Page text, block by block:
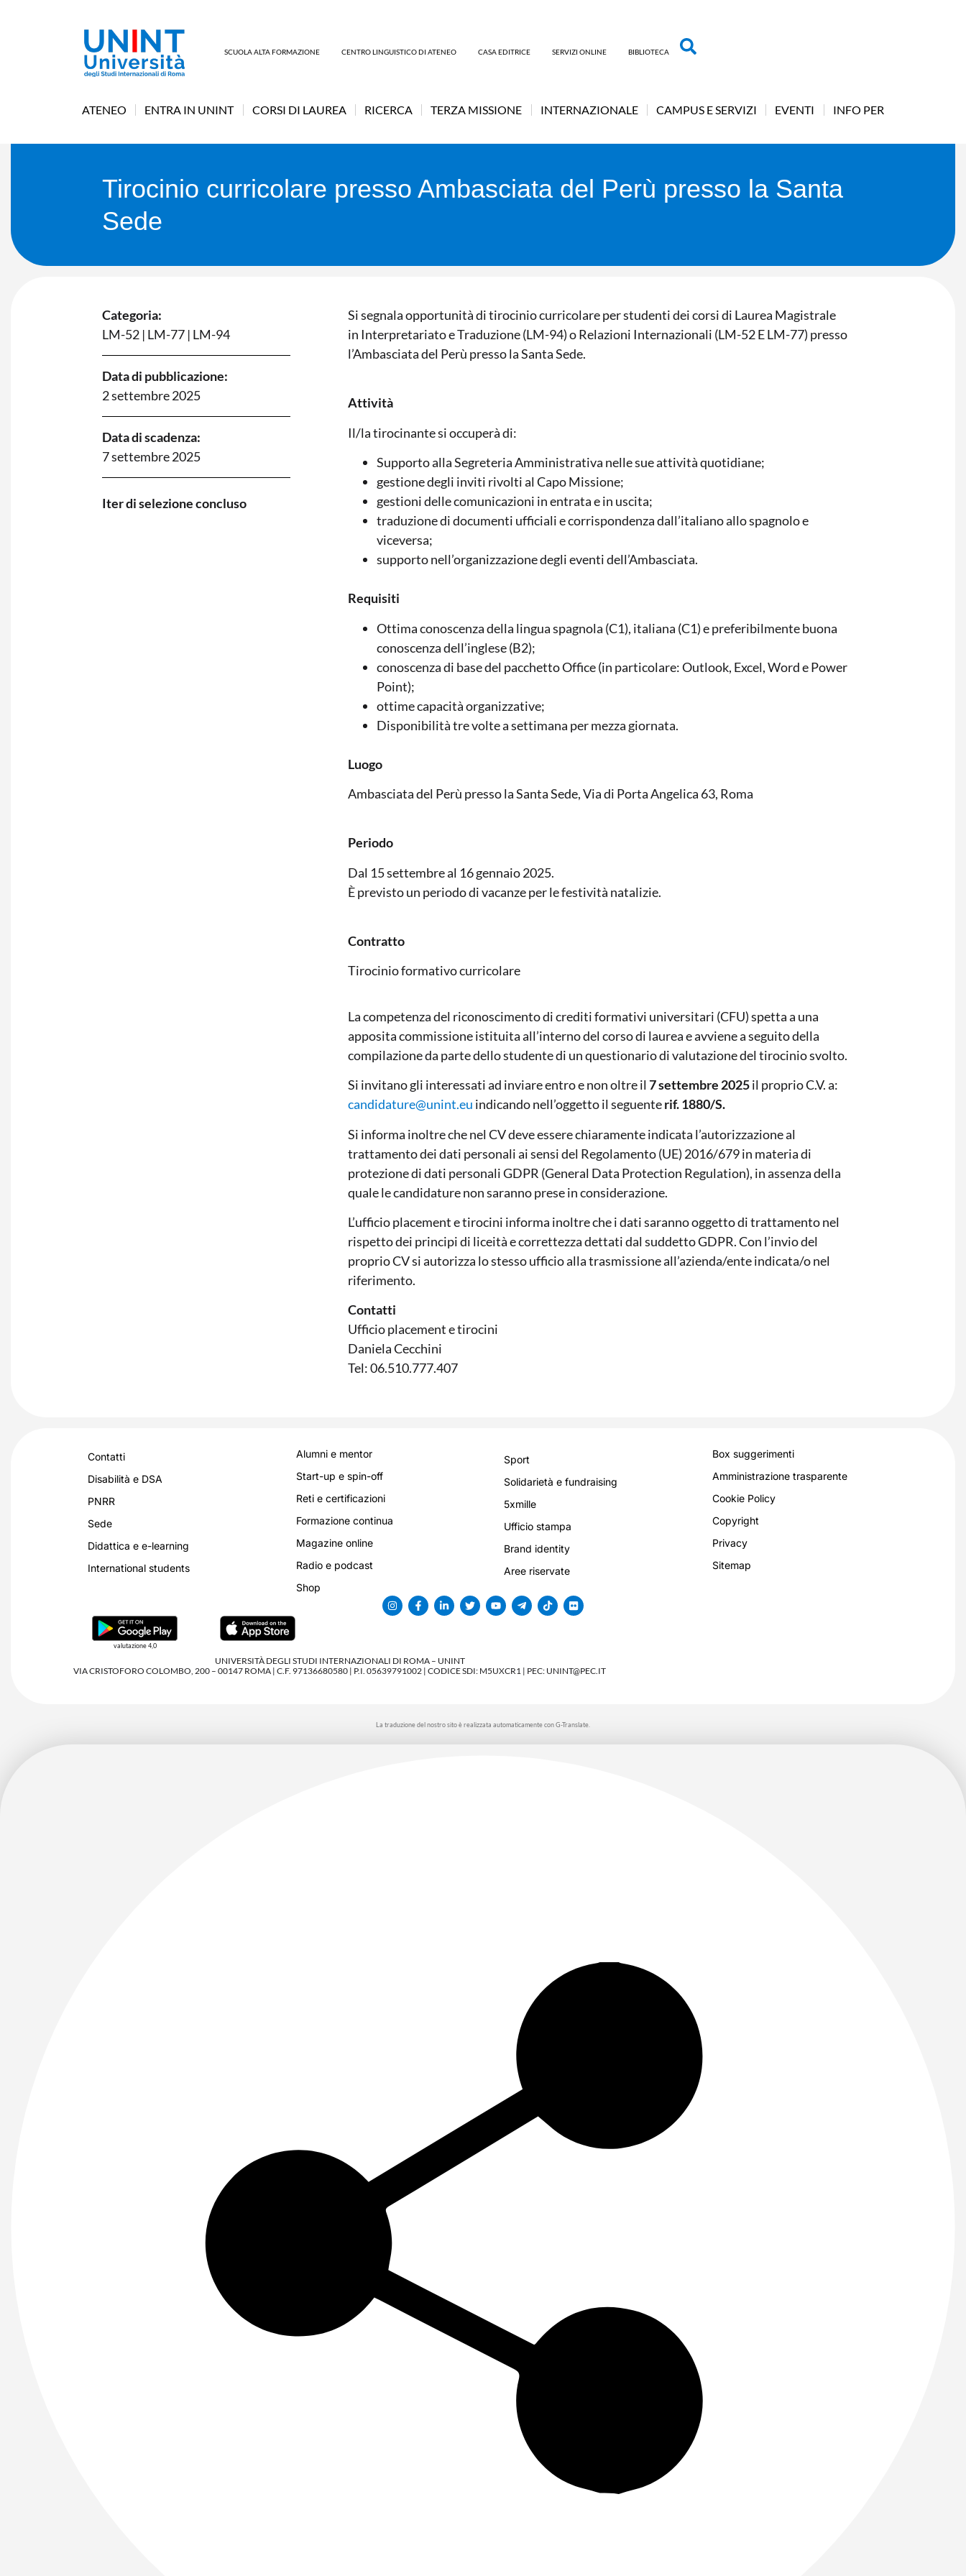
SCUOLA ALTA FORMAZIONE CENTRO LINGUISTICO DI ATENEO CASA EDITRICE SERVIZI ONLINE BIBLIOTECA
ATENEO ENTRA IN UNINT CORSI DI LAUREA RICERCA TERZA MISSIONE INTERNAZIONALE CAMPUS E SERVIZI EVENTI INFO PER
Tirocinio curricolare presso Ambasciata del Perù presso la Santa
Sede
Categoria:
LM-52 | LM-77 | LM-94
Data di pubblicazione:
2 settembre 2025
Data di scadenza:
7 settembre 2025
Iter di selezione concluso
Si segnala opportunità di tirocinio curricolare per studenti dei corsi di Laurea Magistrale
in Interpretariato e Traduzione (LM-94) o Relazioni Internazionali (LM-52 E LM-77) presso
l’Ambasciata del Perù presso la Santa Sede.
Attività
Il/la tirocinante si occuperà di:
Supporto alla Segreteria Amministrativa nelle sue attività quotidiane;
gestione degli inviti rivolti al Capo Missione;
gestioni delle comunicazioni in entrata e in uscita;
traduzione di documenti ufficiali e corrispondenza dall’italiano allo spagnolo e
viceversa;
supporto nell’organizzazione degli eventi dell’Ambasciata.
Requisiti
Ottima conoscenza della lingua spagnola (C1), italiana (C1) e preferibilmente buona
conoscenza dell’inglese (B2);
conoscenza di base del pacchetto Office (in particolare: Outlook, Excel, Word e Power
Point);
ottime capacità organizzative;
Disponibilità tre volte a settimana per mezza giornata.
Luogo
Ambasciata del Perù presso la Santa Sede, Via di Porta Angelica 63, Roma
Periodo
Dal 15 settembre al 16 gennaio 2025.
È previsto un periodo di vacanze per le festività natalizie.
Contratto
Tirocinio formativo curricolare
La competenza del riconoscimento di crediti formativi universitari (CFU) spetta a una
apposita commissione istituita all’interno del corso di laurea e avviene a seguito della
compilazione da parte dello studente di un questionario di valutazione del tirocinio svolto.
Si invitano gli interessati ad inviare entro e non oltre il 7 settembre 2025il proprio C.V. a:
candidature@unint.eu indicando nell’oggetto il seguenterif. 1880/S.
Si informa inoltre che nel CV deve essere chiaramente indicata l’autorizzazione al
trattamento dei dati personali ai sensi del Regolamento (UE) 2016/679 in materia di
protezione di dati personali GDPR (General Data Protection Regulation), in assenza della
quale le candidature non saranno prese in considerazione.
L’ufficio placement e tirocini informa inoltre che i dati saranno oggetto di trattamento nel
rispetto dei principi di liceità e correttezza dettati dal suddetto GDPR. Con l’invio del
proprio CV si autorizza lo stesso ufficio alla trasmissione all’azienda/ente indicata/o nel
riferimento.
Contatti
Ufficio placement e tirocini
Daniela Cecchini
Tel: 06.510.777.407
Contatti
Disabilità e DSA
PNRR
Sede
Didattica e e-learning
International students
Alumni e mentor
Start-up e spin-off
Reti e certificazioni
Formazione continua
Magazine online
Radio e podcast
Shop
Sport
Solidarietà e fundraising
5xmille
Ufficio stampa
Brand identity
Aree riservate
Box suggerimenti
Amministrazione trasparente
Cookie Policy
Copyright
Privacy
Sitemap
valutazione 4,0
UNIVERSITÀ DEGLI STUDI INTERNAZIONALI DI ROMA – UNINT
VIA CRISTOFORO COLOMBO, 200 – 00147 ROMA | C.F. 97136680580 | P.I. 05639791002 | CODICE SDI: M5UXCR1 | PEC: UNINT@PEC.IT
La traduzione del nostro sito è realizzata automaticamente con G-Translate.